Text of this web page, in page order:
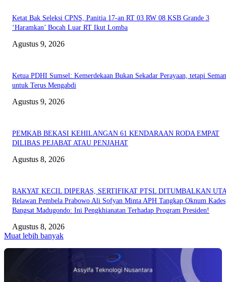
Ketat Bak Seleksi CPNS, Panitia 17-an RT 03 RW 08 KSB Grande 3
‘Haramkan’ Bocah Luar RT Ikut Lomba
Agustus 9, 2026
Ketua PDHI Sumsel: Kemerdekaan Bukan Sekadar Perayaan, tetapi
untuk Terus Mengabdi
Agustus 9, 2026
PEMKAB BEKASI KEHILANGAN 61 KENDARAAN RODA EMPAT
DILIBAS PEJABAT ATAU PENJAHAT
Agustus 8, 2026
RAKYAT KECIL DIPERAS, SERTIFIKAT PTSL DITUMBALKAN
Relawan Pembela Prabowo Ali Sofyan Minta APH Tangkap Oknum Kades
Bangsat Madugondo: Ini Pengkhianatan Terhadap Program Presiden!
Agustus 8, 2026
Muat lebih banyak